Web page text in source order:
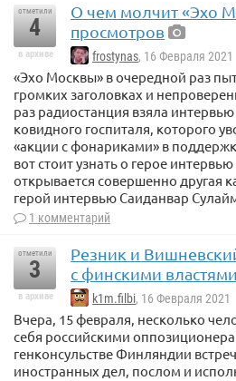
отметили
4
в архиве
О чем молчит «Эхо
просмотров
frostynas, 16 Февраля 2021
«Эхо Москвы» в очередной раз
громких заголовках и
раз радиостанция взяла
ковидного госпиталя, которого
«акции с фонариками» в
вот стоит узнать о герое
открывается совершенно другая
герой интервью Саиданвар
1 комментарий
отметили
3
в архиве
Резник и
с финскими властями
k1m.filbi, 16 Февраля 2021
Вчера, 15 февраля, несколько
себя российскими
генконсульстве Финляндии
иностранных дел, послом и